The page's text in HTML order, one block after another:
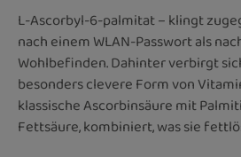
L-Ascorbyl-6-palmitat – klingt
nach einem WLAN-Passwort als
Wohlbefinden. Dahinter verbirgt
besonders clevere Form von
klassische Ascorbinsäure mit
Fettsäure, kombiniert, was sie